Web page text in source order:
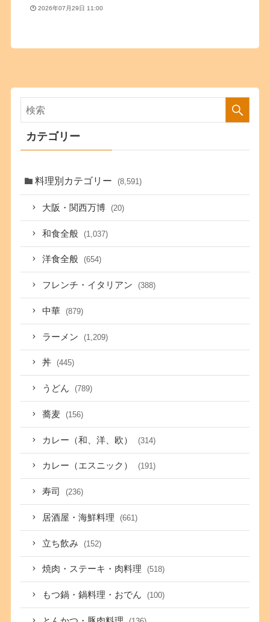
2026年07月29日 11:00
カテゴリー
料理別カテゴリー (8,591)
大阪・関西万博 (20)
和食全般 (1,037)
洋食全般 (654)
フレンチ・イタリアン (388)
中華 (879)
ラーメン (1,209)
丼 (445)
うどん (789)
蕎麦 (156)
カレー（和、洋、欧） (314)
カレー（エスニック） (191)
寿司 (236)
居酒屋・海鮮料理 (661)
立ち飲み (152)
焼肉・ステーキ・肉料理 (518)
もつ鍋・鍋料理・おでん (100)